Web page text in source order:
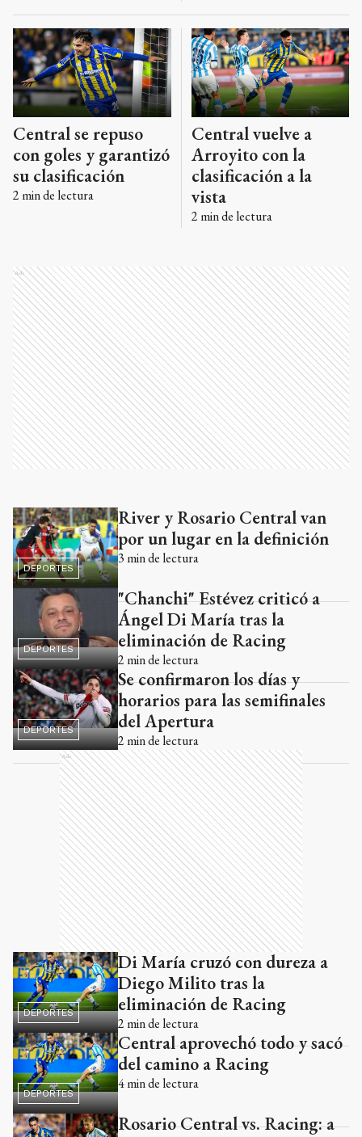
Central se repuso
con goles y garantizó
su clasificación
2 min de lectura
Central vuelve a
Arroyito con la
clasificación a la
vista
2 min de lectura
Ads
DEPORTES
River y Rosario Central van
por un lugar en la definición
3 min de lectura
DEPORTES
"Chanchi" Estévez criticó a
Ángel Di María tras la
eliminación de Racing
2 min de lectura
DEPORTES
Se confirmaron los días y
horarios para las semifinales
del Apertura
2 min de lectura
Ads
DEPORTES
Di María cruzó con dureza a
Diego Milito tras la
eliminación de Racing
2 min de lectura
DEPORTES
Central aprovechó todo y sacó
del camino a Racing
4min de lectura
Rosario Central vs. Racing: a